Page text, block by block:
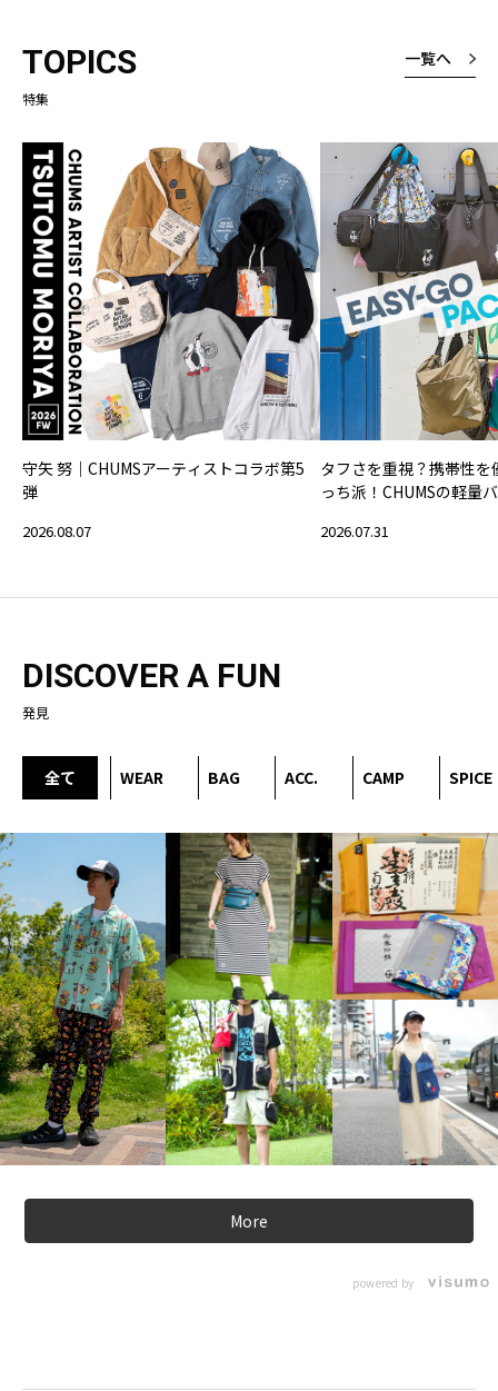
TOPICS
特集
一覧へ
守矢 努｜CHUMSアーティストコラボ第5
弾
2026.08.07
タフさを重視？携帯性
っち派！CHUMSの軽量
2026.07.31
DISCOVER A FUN
発見
全て WEAR BAG ACC. CAMP SPICE
More
powered by